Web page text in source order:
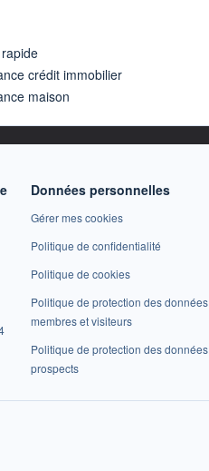
crédit immobilier
maison
Données personnelles
Gérer mes cookies
Politique de confidentialité
Politique de cookies
Politique de protection des données
membres et visiteurs
Politique de protection des données
prospects